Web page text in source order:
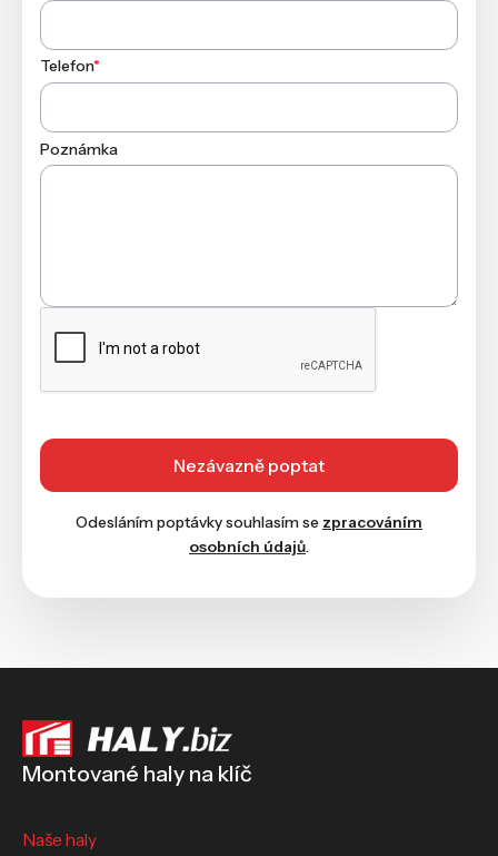
Telefon*
Poznámka
Odesláním poptávky souhlasím se zpracováním
osobních údajů.
Montované haly na klíč
Naše haly